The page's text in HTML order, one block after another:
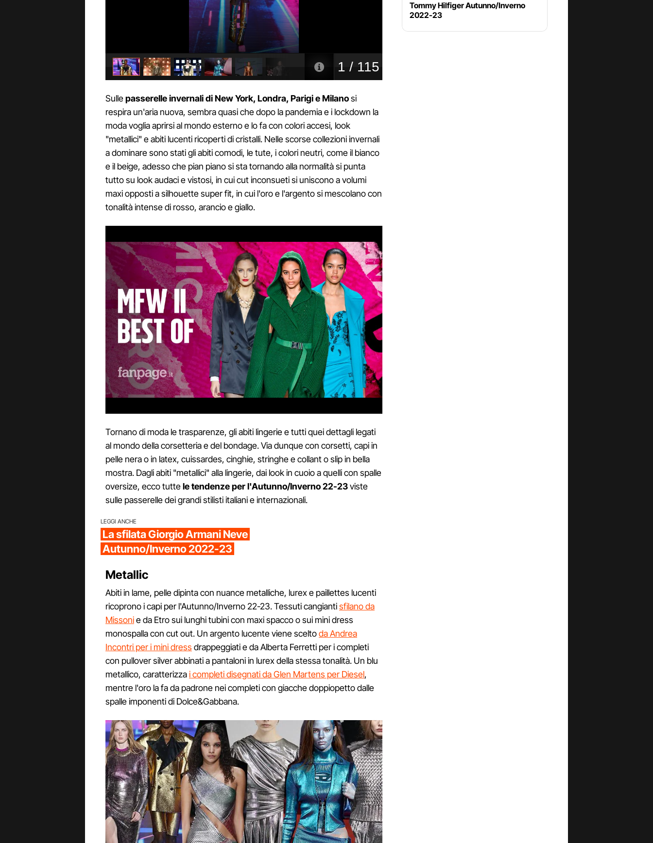
Sullepasserelle invernali di New York, Londra, Parigi e Milanosi
respira un'aria nuova, sembra quasi che dopo la pandemia e i lockdown la
moda voglia aprirsi al mondo esterno e lo fa con colori accesi, look
"metallici" e abiti lucenti ricoperti di cristalli. Nelle scorse collezioni invernali
a dominare sono stati gli abiti comodi, le tute, i colori neutri, come il bianco
e il beige, adesso che pian piano si sta tornando alla normalità si punta
tutto su look audaci e vistosi, in cui cut inconsueti si uniscono a volumi
maxi opposti a silhouette super fit, in cui l'oro e l'argento si mescolano con
tonalità intense di rosso, arancio e giallo.
Tornano di moda le trasparenze, gli abiti lingerie e tutti quei dettagli legati
al mondo della corsetteria e del bondage. Via dunque con corsetti, capi in
pelle nera o in latex, cuissardes, cinghie, stringhe e collant o slip in bella
mostra. Dagli abiti "metallici" alla lingerie, dai look in cuoio a quelli con spalle
oversize, ecco tuttele tendenze per l'Autunno/Inverno 22-23viste
sulle passerelle dei grandi stilisti italiani e internazionali.
LEGGI ANCHE
La sfilata Giorgio Armani Neve
Autunno/Inverno 2022-23
Metallic
Abiti in lame, pelle dipinta con nuance metalliche, lurex e paillettes lucenti
ricoprono i capi per l'Autunno/Inverno 22-23. Tessuti cangiantisfilano da
Missonie da Etro sui lunghi tubini con maxi spacco o sui mini dress
monospalla con cut out. Un argento lucente viene sceltoda Andrea
Incontri per i mini dress drappeggiati e da Alberta Ferretti per i completi
con pullover silver abbinati a pantaloni in lurex della stessa tonalità. Un blu
metallico, caratterizzai completi disegnati da Glen Martens per Diesel,
mentre l'oro la fa da padrone nei completi con giacche doppiopetto dalle
spalle imponenti di Dolce&Gabbana.
Tommy Hilfiger Autunno/Inverno
2022-23